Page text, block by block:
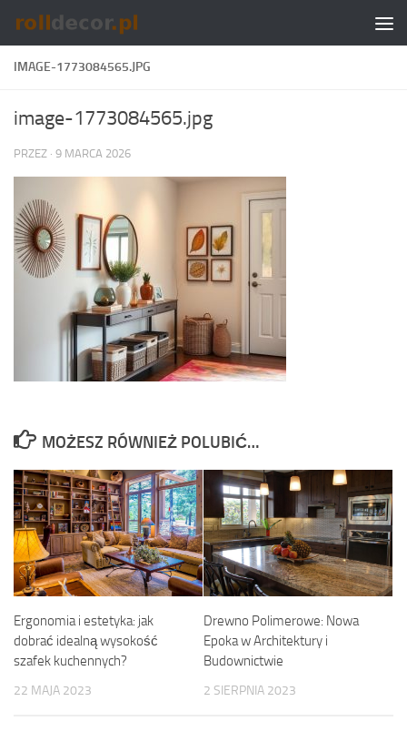
Skip to content
IMAGE-1773084565.JPG
image-1773084565.jpg
PRZEZ · 9 MARCA 2026
MOŻESZ RÓWNIEŻ POLUBIĆ…
Ergonomia i estetyka: jak
dobrać idealną wysokość
szafek kuchennych?
22 MAJA 2023
Drewno Polimerowe: Nowa
Epoka w Architektury i
Budownictwie
2 SIERPNIA 2023